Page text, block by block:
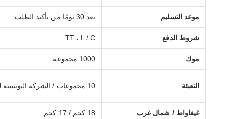
موعد التسليم بعد 30 يومًا من تأكيد الطلب
شروط الدفع TT ، L / C.
موك 1000 مجموعة
التعبئة 10 مجموعات / الشركة التونسية للملاحة
غيغاواط / شمال غرب 18 كجم / 17 كجم